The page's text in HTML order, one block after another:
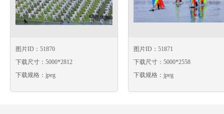
图片ID：51870
下载尺寸：5000*2812
下载规格：jpeg
图片ID：51871
下载尺寸：5000*2558
下载规格：jpeg